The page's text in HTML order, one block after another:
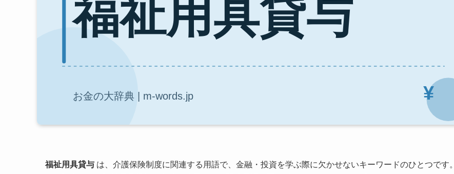
福祉用具貸与 は、介護保険制度に関連する用語で、金融・投資を学ぶ際に欠かせないキーワードのひとつです。